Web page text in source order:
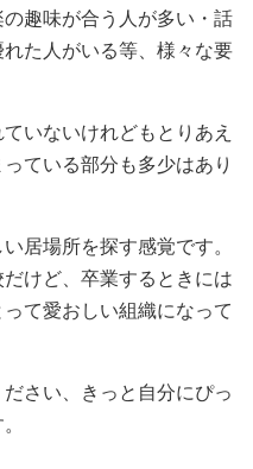
趣味が合う人が多い・話
た人がいる等、様々な要
いないけれどもとりあえ
ている部分も多少はあり
居場所を探す感覚です。
けど、卒業するときには
て愛おしい組織になって
さい、きっと自分にぴっ